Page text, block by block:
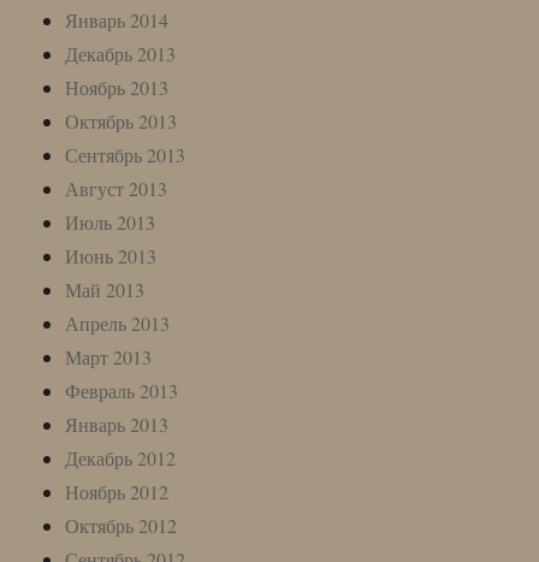
Январь 2014
Декабрь 2013
Ноябрь 2013
Октябрь 2013
Сентябрь 2013
Август 2013
Июль 2013
Июнь 2013
Май 2013
Апрель 2013
Март 2013
Февраль 2013
Январь 2013
Декабрь 2012
Ноябрь 2012
Октябрь 2012